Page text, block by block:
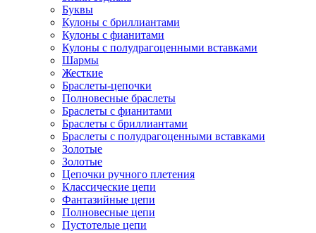
Буквы
Кулоны с бриллиантами
Кулоны с фианитами
Кулоны с полудрагоценными вставками
Шармы
Жесткие
Браслеты-цепочки
Полновесные браслеты
Браслеты с фианитами
Браслеты с бриллиантами
Браслеты с полудрагоценными вставками
Золотые
Золотые
Цепочки ручного плетения
Классические цепи
Фантазийные цепи
Полновесные цепи
Пустотелые цепи